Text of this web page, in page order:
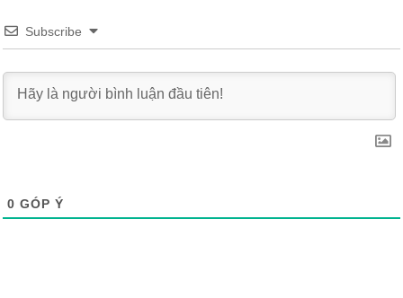
Subscribe
0 GÓP Ý